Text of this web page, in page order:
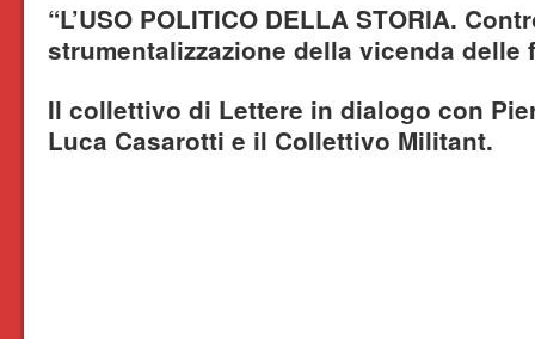
“L’USO POLITICO DELLA STORIA.
strumentalizzazione della vicenda delle
Il collettivo di Lettere in dialogo con
Luca Casarotti e il Collettivo Militant.